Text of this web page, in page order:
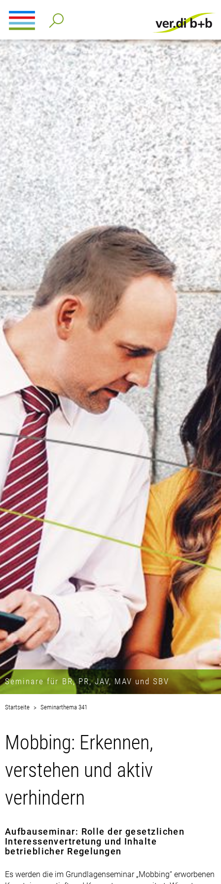
Seminare für BR, PR, JAV, MAV und SBV
Startseite Seminarthema 341
Mobbing: Erkennen,
verstehen und aktiv
verhindern
Aufbauseminar: Rolle der gesetzlichen
Interessenvertretung und Inhalte
betrieblicher Regelungen
Es werden die im Grundlagenseminar „Mobbing“ erworbenen